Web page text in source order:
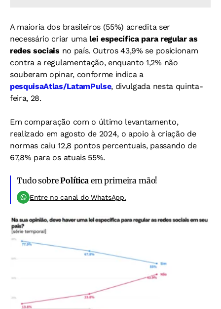
A maioria dos brasileiros (55%) acredita ser
necessário criar uma lei específica para regular as
redes sociais no país. Outros 43,9% se posicionam
contra a regulamentação, enquanto 1,2% não
souberam opinar, conforme indica a
pesquisaAtlas/LatamPulse, divulgada nesta quinta-
feira, 28.
Em comparação com o último levantamento,
realizado em agosto de 2024, o apoio à criação de
normas caiu 12,8 pontos percentuais, passando de
67,8% para os atuais 55%.
Tudo sobrePolítica em primeira mão!
Entre no canal do WhatsApp.